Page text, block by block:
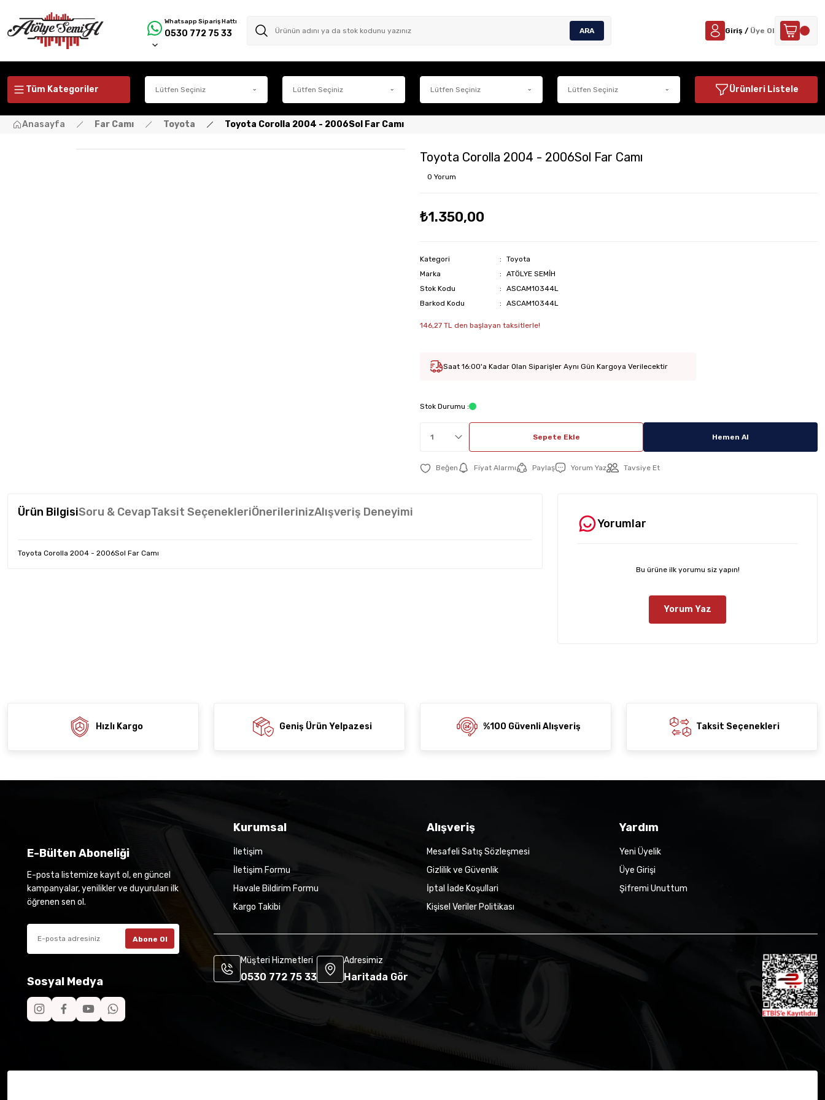
Whatsapp Sipariş Hattı
0530 772 75 33 ARA Giriş / Üye Ol
Tüm Kategoriler Ürünleri Listele
Anasayfa Far Camı Toyota Toyota Corolla 2004 - 2006Sol Far Camı
Toyota Corolla 2004 - 2006Sol Far Camı
0 Yorum
₺1.350,00
Kategori
Toyota
Marka
ATÖLYE SEMİH
Stok Kodu
ASCAM10344L
Barkod Kodu
ASCAM10344L
146,27 TL den başlayan taksitlerle!
Saat 16:00'a Kadar Olan Siparişler Aynı Gün Kargoya Verilecektir
Stok Durumu :
Sepete Ekle Hemen Al
Fiyat Alarmı Paylaş Yorum Yaz Tavsiye Et
Ürün BilgisiSoru & CevapTaksit SeçenekleriÖnerilerinizAlışveriş Deneyimi
Toyota Corolla 2004 - 2006Sol Far Camı
Yorumlar
Bu ürüne ilk yorumu siz yapın!
Yorum Yaz
Hızlı Kargo Geniş Ürün Yelpazesi %100 Güvenli Alışveriş Taksit Seçenekleri
E-Bülten Aboneliği
E-posta listemize kayıt ol, en güncel
kampanyalar, yenilikler ve duyuruları ilk
öğrenen sen ol.
Abone Ol
Sosyal Medya
Kurumsal
İletişim
İletişim Formu
Havale Bildirim Formu
Kargo Takibi
Alışveriş
Mesafeli Satış Sözleşmesi
Gizlilik ve Güvenlik
İptal İade Koşullari
Kişisel Veriler Politikası
Yardım
Yeni Üyelik
Üye Girişi
Şifremi Unuttum
Müşteri Hizmetleri
0530 772 75 33
Adresimiz
Haritada Gör